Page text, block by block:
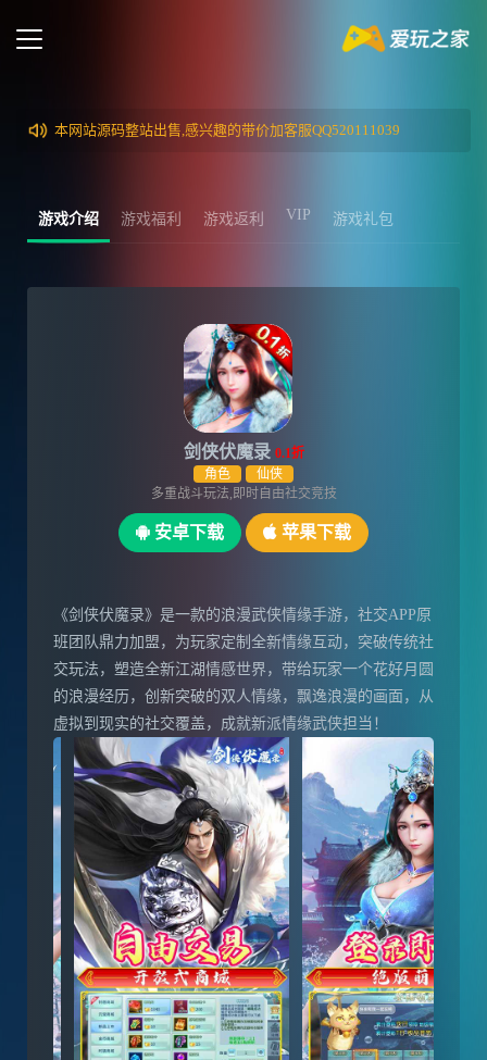
本网站源码整站出售,感兴趣的带价加客服QQ520111039
游戏介绍 游戏福利 游戏返利 VIP 游戏礼包
剑侠伏魔录 0.1折
角色
仙侠
多重战斗玩法,即时自由社交竞技
安卓下载 苹果下载
《剑侠伏魔录》是一款的浪漫武侠情缘手游，社交APP原
班团队鼎力加盟，为玩家定制全新情缘互动，突破传统社
交玩法，塑造全新江湖情感世界，带给玩家一个花好月圆
的浪漫经历，创新突破的双人情缘，飘逸浪漫的画面，从
虚拟到现实的社交覆盖，成就新派情缘武侠担当！